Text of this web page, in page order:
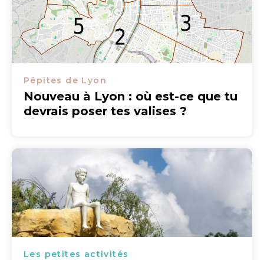
Pépites de Lyon
Nouveau à Lyon : où est-ce que tu
devrais poser tes valises ?
Les petites activités